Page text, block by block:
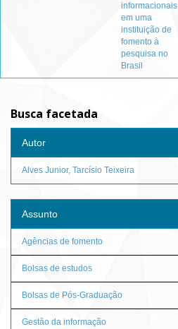
informacionais
em uma
instituição de
fomento à
pesquisa no
Brasil
Busca facetada
Autor
Alves Junior, Tarcísio Teixeira
Assunto
Agências de fomento
Bolsas de estudos
Bolsas de Pós-Graduação
Gestão da informação